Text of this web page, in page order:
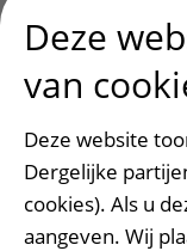
Het proefschrift
kinderen met
niet op één
gedurende een
de
traject: van
de operatie.
Deze
van
Deze website
Dergelijke
cookies). Als u
aangeven. Wij